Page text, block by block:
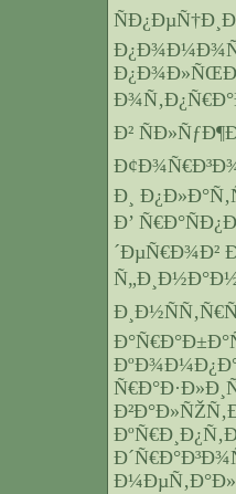
Ð²
Ð¸
Ð’
´ÐµÑ€Ð¾Ð²